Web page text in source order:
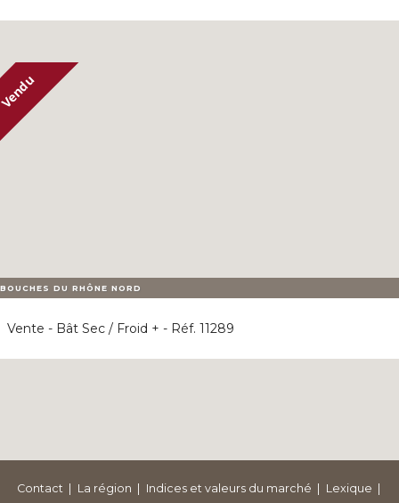
BOUCHES DU RHÔNE NORD
Vente - Bât Sec / Froid + - Réf. 11289
Contact La région Indices et valeurs du marché Lexique